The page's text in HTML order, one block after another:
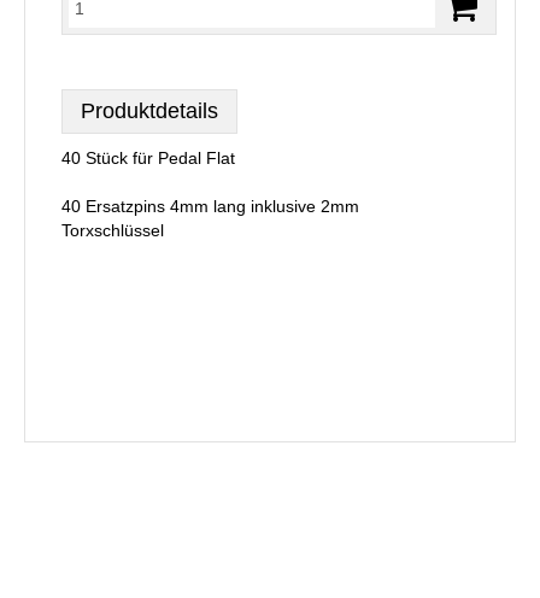
Produktdetails
40 Stück für Pedal Flat
40 Ersatzpins 4mm lang inklusive 2mm
Torxschlüssel